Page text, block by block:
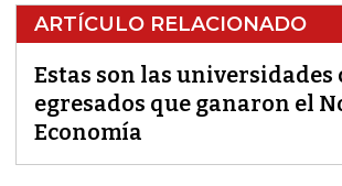
ARTÍCULO RELACIONADO
Estas son las universidades
egresados que ganaron el
Economía